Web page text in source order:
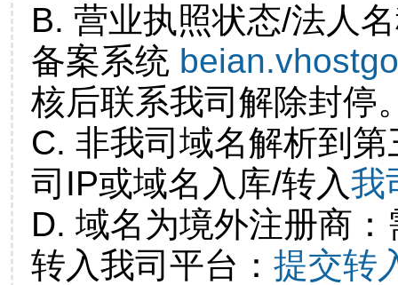
B. 营业执照状态/法人
备案系统
核后联系我司解除封停
C. 非我司域名解析到
司IP或域名入库/转入我
D. 域名为境外注册商
转入我司平台： 提交转